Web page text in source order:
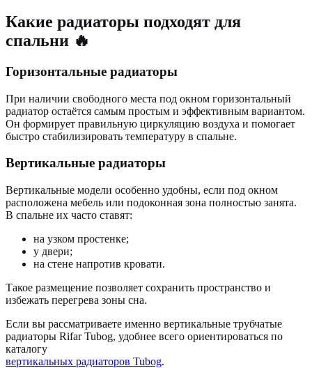
Какие радиаторы подходят для
спальни 🔥
Горизонтальные радиаторы
При наличии свободного места под окном горизонтальный
радиатор остаётся самым простым и эффективным вариантом.
Он формирует правильную циркуляцию воздуха и помогает
быстро стабилизировать температуру в спальне.
Вертикальные радиаторы
Вертикальные модели особенно удобны, если под окном
расположена мебель или подоконная зона полностью занята.
В спальне их часто ставят:
на узком простенке;
у двери;
на стене напротив кровати.
Такое размещение позволяет сохранить пространство и
избежать перегрева зоны сна.
Если вы рассматриваете именно вертикальные трубчатые
радиаторы Rifar Tubog, удобнее всего ориентироваться по
каталогу
вертикальных радиаторов Tubog.